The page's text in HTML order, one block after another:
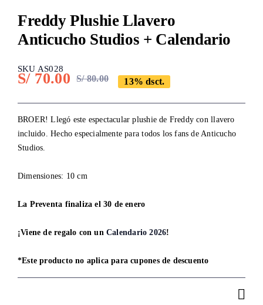
Freddy Plushie Llavero
Anticucho Studios + Calendario
SKU AS028
S/80.00Original
price
was:
S/ 80.00.
S/70.00
Current
price
is:
S/ 70.00.
13% dsct.
BROER! Llegó este espectacular plushie de Freddy con llavero
incluido. Hecho especialmente para todos los fans de Anticucho
Studios.
Dimensiones: 10 cm
La Preventa finaliza el 30 de enero
¡Viene de regalo con unCalendario 2026!
*Este producto no aplica para cupones de descuento